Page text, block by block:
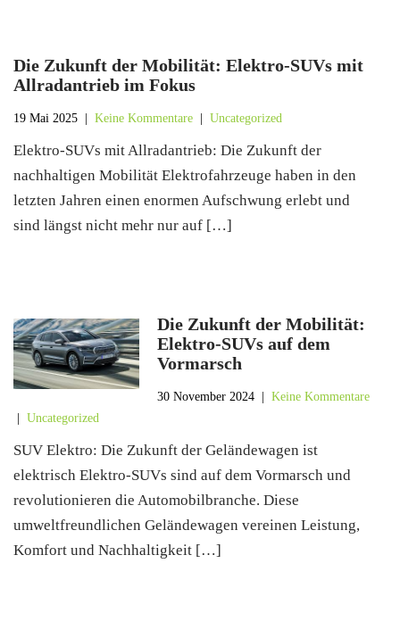
Die Zukunft der Mobilität: Elektro-SUVs mit
Allradantrieb im Fokus
19 Mai 2025 Keine Kommentare Uncategorized
Elektro-SUVs mit Allradantrieb: Die Zukunft der
nachhaltigen Mobilität Elektrofahrzeuge haben in den
letzten Jahren einen enormen Aufschwung erlebt und
sind längst nicht mehr nur auf […]
Die Zukunft der Mobilität:
Elektro-SUVs auf dem
Vormarsch
30 November 2024 |Keine Kommentare
Uncategorized
SUV Elektro: Die Zukunft der Geländewagen ist
elektrisch Elektro-SUVs sind auf dem Vormarsch und
revolutionieren die Automobilbranche. Diese
umweltfreundlichen Geländewagen vereinen Leistung,
Komfort und Nachhaltigkeit […]